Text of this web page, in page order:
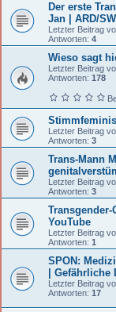
Der erste
Jan | ARD/
Letzter Beitrag
Antworten: 4
Wieso sagt
Letzter Beitrag
Antworten: 178
Letzter Beitrag
Antworten: 3
Trans-Mann
Letzter Beitrag
Antworten: 3
Transgender-
YouTube
Letzter Beitrag
Antworten: 1
SPON:
|
Letzter Beitrag
Antworten: 17